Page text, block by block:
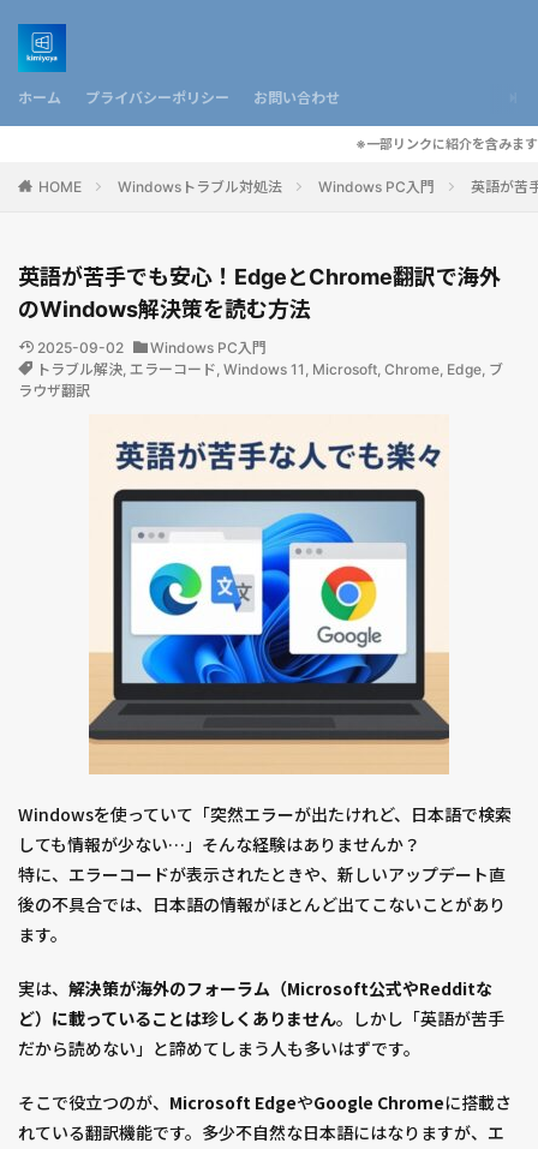
ホーム プライバシーポリシー お問い合わせ
※一部リンクに紹介を含みます
HOME Windowsトラブル対処法 Windows PC入門 英語が苦
英語が苦手でも安心！EdgeとChrome翻訳で海外
のWindows解決策を読む方法
2025-09-02
Windows PC入門
トラブル解決, エラーコード, Windows 11 , Microsoft, Chrome, Edge, ブ
ラウザ翻訳
Windowsを使っていて「突然エラーが出たけれど、日本語で検索
しても情報が少ない…」そんな経験はありませんか？
特に、エラーコードが表示されたときや、新しいアップデート直
後の不具合では、日本語の情報がほとんど出てこないことがあり
ます。
実は、 解決策が海外のフォーラム（Microsoft公式やRedditな
ど）に載っていることは珍しくありません。しかし「英語が苦手
だから読めない」と諦めてしまう人も多いはずです。
そこで役立つのが、 Microsoft EdgeやGoogle Chromeに搭載さ
れている翻訳機能です。多少不自然な日本語にはなりますが、エ